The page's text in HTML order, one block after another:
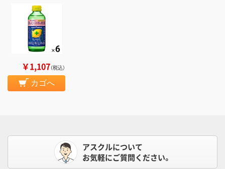
￥1,107（税込）
カゴへ
アスクルについて
お気軽にご質問ください。